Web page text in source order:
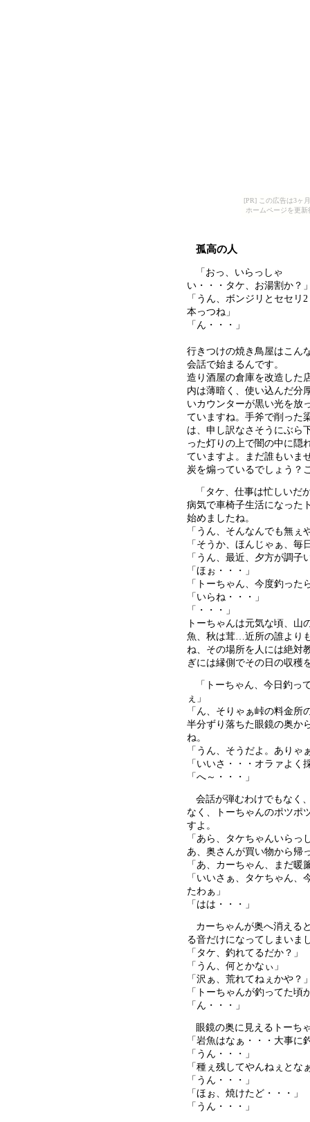
[PR] この広告は3ヶ
ホームページを更
孤高の人
「おっ、いらっしゃ
い・・・タケ、お湯割か？
「うん、ボンジリとセセリ2
本っつね」
「ん・・・」
行きつけの焼き鳥屋はこん
会話で始まるんです。
造り酒屋の倉庫を改造した
内は薄暗く、使い込んだ分
いカウンターが黒い光を放
ていますね。手斧で削った
は、申し訳なさそうにぶら
った灯りの上で闇の中に隠
ていますよ。まだ誰もいま
炭を煽っているでしょう？
「タケ、仕事は忙しいだ
病気で車椅子生活になった
始めましたね。
「うん、そんなんでも無ぇ
「そうか、ほんじゃぁ、
「うん、最近、夕方が調
「ほぉ・・・」
「トーちゃん、今度釣った
「いらね・・・」
「・・・」
トーちゃんは元気な頃、山
魚、秋は茸…近所の誰より
ね、その場所を人には絶対
ぎには縁側でその日の収穫
「トーちゃん、今日釣
ぇ」
「ん、そりゃぁ峠の料金所
半分ずり落ちた眼鏡の奥か
ね。
「うん、そうだよ。あり
「いいさ・・・オラァよく
「へ～・・・」
会話が弾むわけでもなく
なく、トーちゃんのポツポ
すよ。
「あら、タケちゃんいらっ
あ、奥さんが買い物から帰
「あ、カーちゃん、まだ
「いいさぁ、タケちゃん
たわぁ」
「はは・・・」
カーちゃんが奥へ消える
る音だけになってしまいま
「タケ、釣れてるだか？」
「うん、何とかなぃ」
「沢ぁ、荒れてねぇかや？
「トーちゃんが釣ってた
「ん・・・」
眼鏡の奥に見えるトーち
「岩魚はなぁ・・・大事に
「うん・・・」
「種ぇ残してやんねぇとな
「うん・・・」
「ほぉ、焼けたど・・・」
「うん・・・」